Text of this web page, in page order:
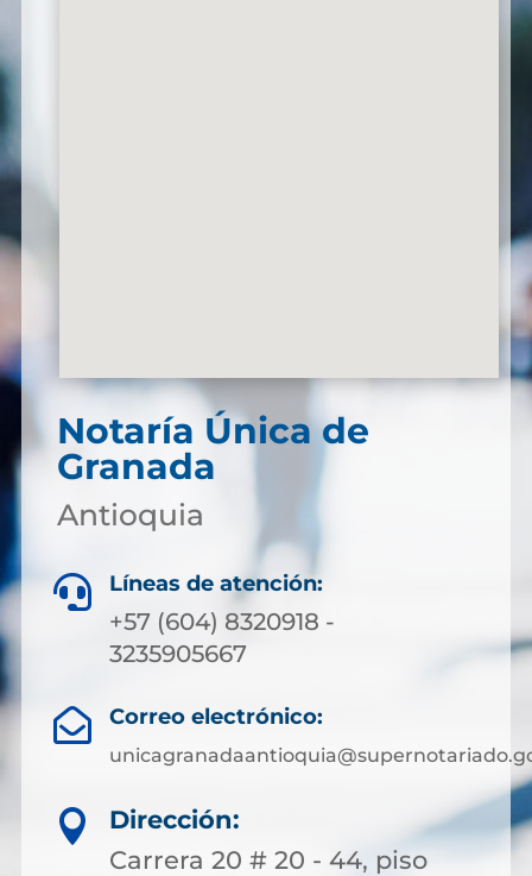
Notaría Única de
Granada
Antioquia
 Líneas de atención:
+57 (604) 8320918 -
3235905667
 Correo electrónico:

Dirección:
Carrera 20 # 20 - 44, piso